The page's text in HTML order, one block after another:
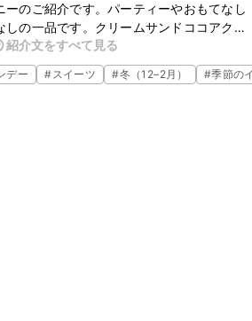
ーのご紹介です。パーティーやおもてなし
の一品です。クリームサンドココアクッ
た目の仕上がりが変わるので、バランスを
さいね。
紹介文をすべて見る
デー #スイーツ #冬（12–2月） #季節の